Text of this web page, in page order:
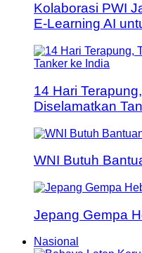
Kolaborasi PWI
E-Learning AI
14 Hari
Diselamatkan
WNI Butuh
Jepang Gempa
Nasional